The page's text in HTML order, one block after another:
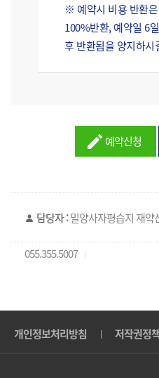
※ 예약시 비용 반환
100%반환, 예약일 6
후 반환됨을 양지하시
예약신청
담당자 :밀양사자평습지 재약
055.355.5007
개인정보처리방침 저작권정